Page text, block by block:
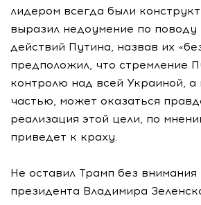
лидером всегда были
выразил недоумение по
действий Путина, назвав их
предположил, что стремление
контролю над всей Украиной, а
частью, может оказаться
реализация этой цели, по
приведет к краху.
Не оставил Трамп без внимания
президента Владимира